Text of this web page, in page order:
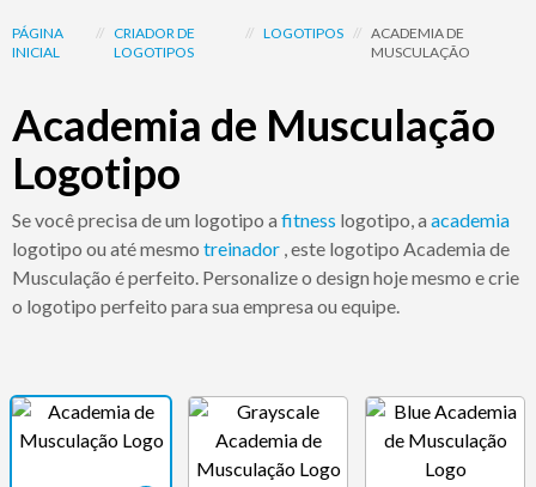
PÁGINA
INICIAL
// CRIADOR DE
LOGOTIPOS
// LOGOTIPOS // ACADEMIA DE
MUSCULAÇÃO
Academia de Musculação
Logotipo
Se você precisa de um logotipo a fitness logotipo, a academia
logotipo ou até mesmo treinador , este logotipo Academia de
Musculação é perfeito. Personalize o design hoje mesmo e crie
o logotipo perfeito para sua empresa ou equipe.